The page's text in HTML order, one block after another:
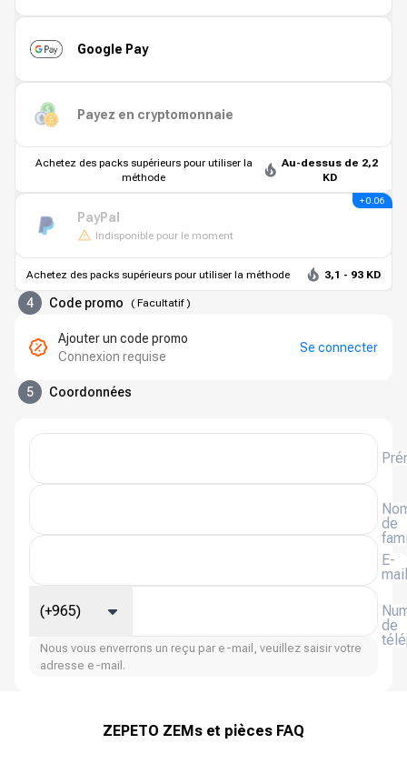
Google Pay
Payez en cryptomonnaie
Achetez des packs supérieurs pour utiliser la
méthode
Au-dessus de 2,2
KD
PayPal
Indisponible pour le moment
+ 0.06
Achetez des packs supérieurs pour utiliser la méthode 3,1 - 93 KD
4 Code promo ( Facultatif)
Ajouter un code promo
Connexion requise
Se connecter
5 Coordonnées
de
E-
mail
de
(+965)
Nous vous enverrons un reçu par e-mail, veuillez saisir votre
adresse e-mail.
ZEPETO ZEMs et pièces FAQ